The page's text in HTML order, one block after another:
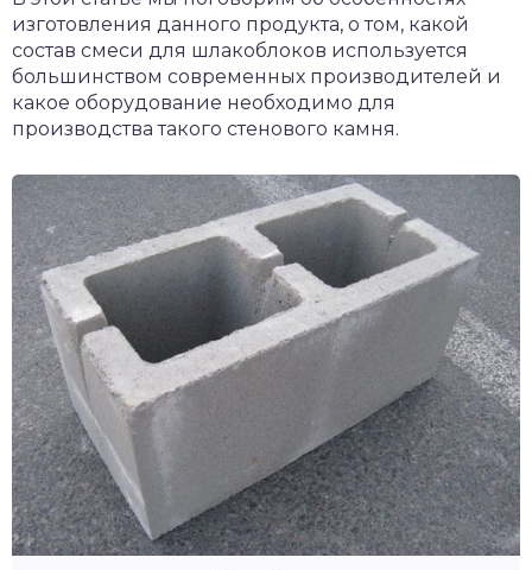
изготовления данного продукта, о том, какой
состав смеси для шлакоблоков используется
большинством современных производителей и
какое оборудование необходимо для
производства такого стенового камня.